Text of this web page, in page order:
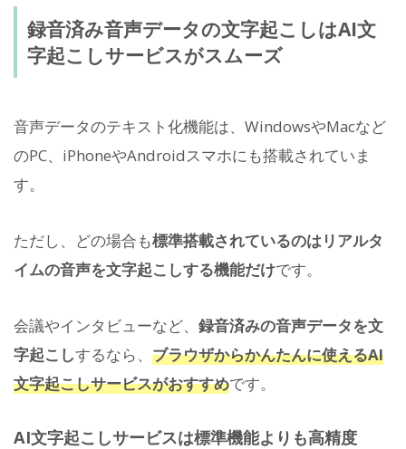
録音済み音声データの文字起こしはAI文
字起こしサービスがスムーズ
音声データのテキスト化機能は、WindowsやMacなど
のPC、iPhoneやAndroidスマホにも搭載されていま
す。
ただし、どの場合も標準搭載されているのはリアルタ
イムの音声を文字起こしする機能だけです。
会議やインタビューなど、 録音済みの音声データを文
字起こしするなら、 ブラウザからかんたんに使えるAI
文字起こしサービスがおすすめです。
AI文字起こしサービスは標準機能よりも高精度